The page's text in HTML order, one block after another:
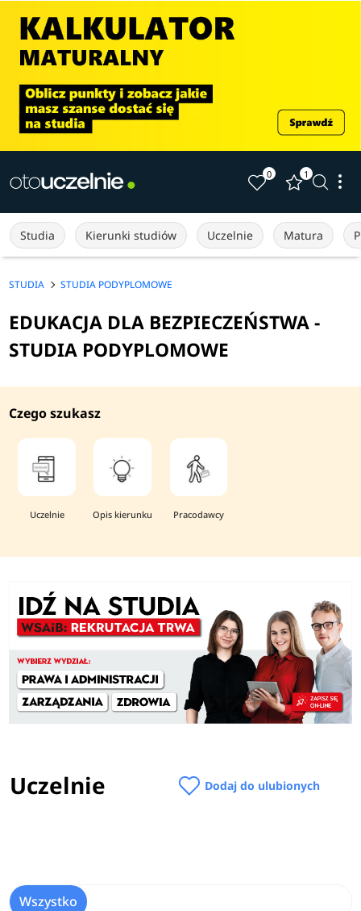
0 1
Studia Kierunki studiów Uczelnie Matura
STUDIA STUDIA PODYPLOMOWE
EDUKACJA DLA BEZPIECZEŃSTWA -
STUDIA PODYPLOMOWE
Czego szukasz
Uczelnie Opis kierunku Pracodawcy
Uczelnie Dodaj do ulubionych
Wszystko